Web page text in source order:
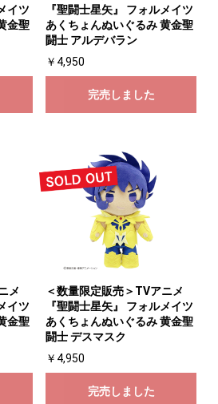
イツ
金聖
『聖闘士星矢』 フォルメイツ
あくちょんぬいぐるみ 黄金聖
闘士 アルデバラン
￥4,950
完売しました
メ
イツ
金聖
＜数量限定販売＞TVアニメ
『聖闘士星矢』 フォルメイツ
あくちょんぬいぐるみ 黄金聖
闘士 デスマスク
￥4,950
完売しました